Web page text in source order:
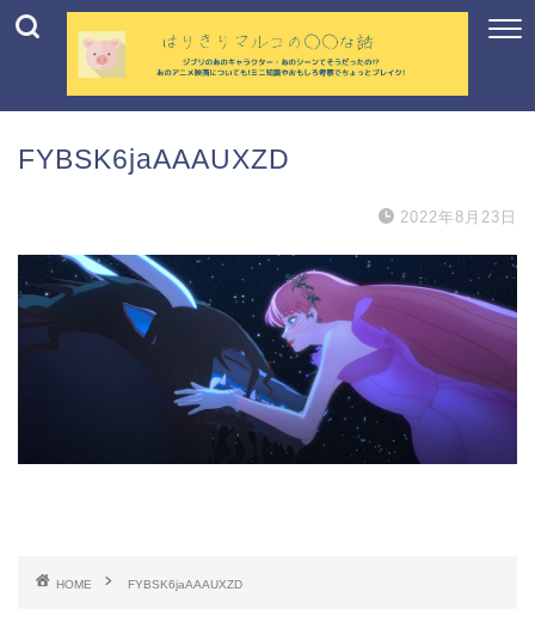
FYBSK6jaAAAUXZD
2022年8月23日
HOME FYBSK6jaAAAUXZD